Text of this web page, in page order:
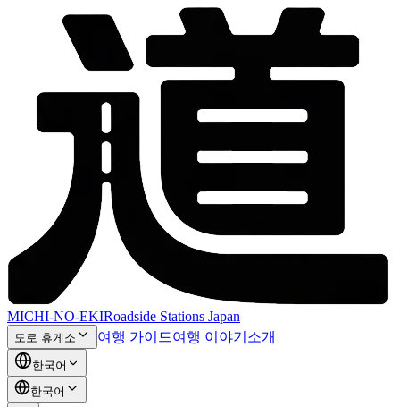
MICHI-NO-EKIRoadside Stations Japan
도로 휴게소 여행 가이드여행 이야기 소개
한국어
한국어